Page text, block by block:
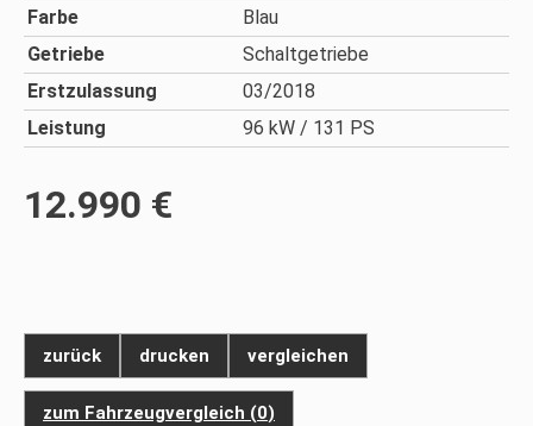
Farbe
Blau
Getriebe
Schaltgetriebe
Erstzulassung
03/2018
Leistung
96 kW / 131 PS
12.990 €
zurück drucken vergleichen
zum Fahrzeugvergleich (0)